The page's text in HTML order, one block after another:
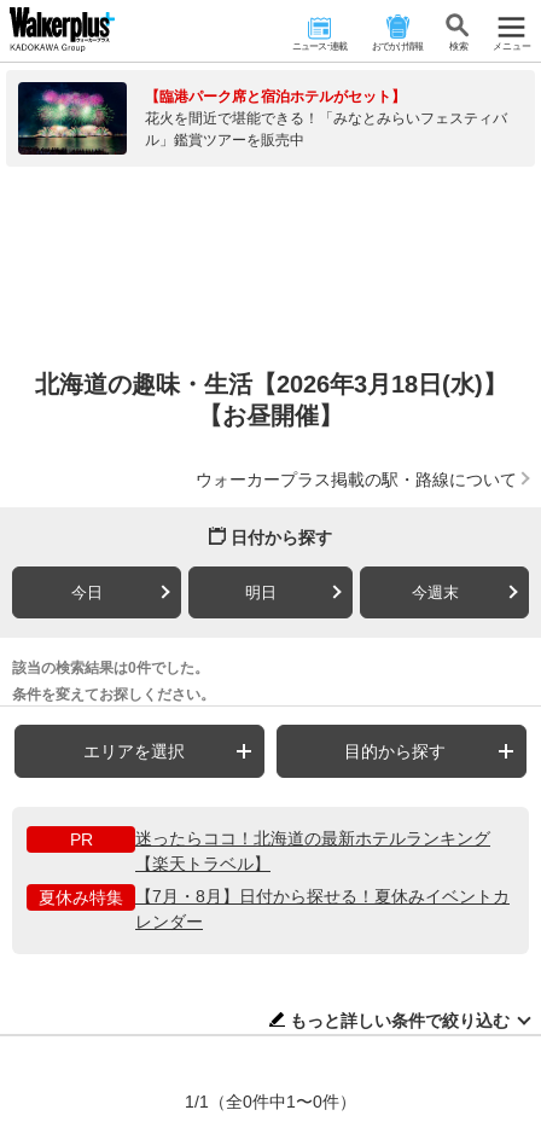
ニュース･連載 おでかけ情報 検 索 メニュー
【臨港パーク席と宿泊ホテルがセット】
花火を間近で堪能できる！「みなとみらいフェスティバ
ル」鑑賞ツアーを販売中
北海道の趣味・生活【2026年3月18日(水)】
【お昼開催】
ウォーカープラス掲載の駅・路線について
日付から探す
今日 明日 今週末
該当の検索結果は0件でした。
条件を変えてお探しください。
エリアを選択 目的から探す
PR
迷ったらココ！北海道の最新ホテルランキング
【楽天トラベル】
夏休み特集
【7月・8月】日付から探せる！夏休みイベントカ
レンダー
もっと詳しい条件で絞り込む
1/1 （全0件中1〜0件）